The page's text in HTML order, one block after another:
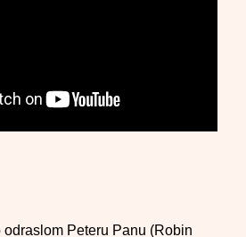
Peteru Panu (Robin